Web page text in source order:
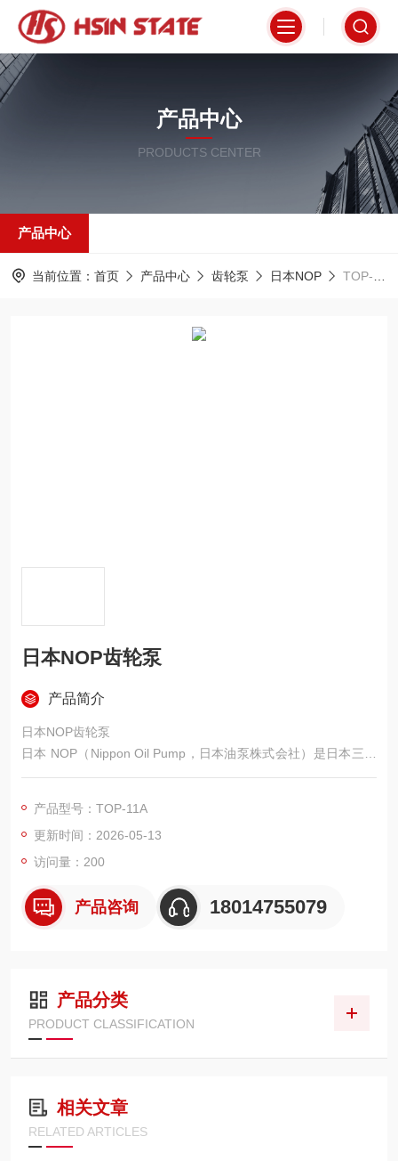
产品中心
PRODUCTS CENTER
产品中心
当前位置： 首页 产品中心 齿轮泵 日本NOP TOP-11A日本NOP齿轮泵
日本NOP齿轮泵
产品简介
日本NOP齿轮泵
日本 NOP（Nippon Oil Pump，日本油泵株式会社）是日本三大
专业制泵企业之一，核心优势是内啮合摆线齿轮泵（Trochoid™
床润滑 / 冷却市场占有高
产品型号：TOP-11A
更新时间：2026-05-13
访问量：200
产品咨询 18014755079
产品分类
PRODUCT CLASSIFICATION
相关文章
RELATED ARTICLES